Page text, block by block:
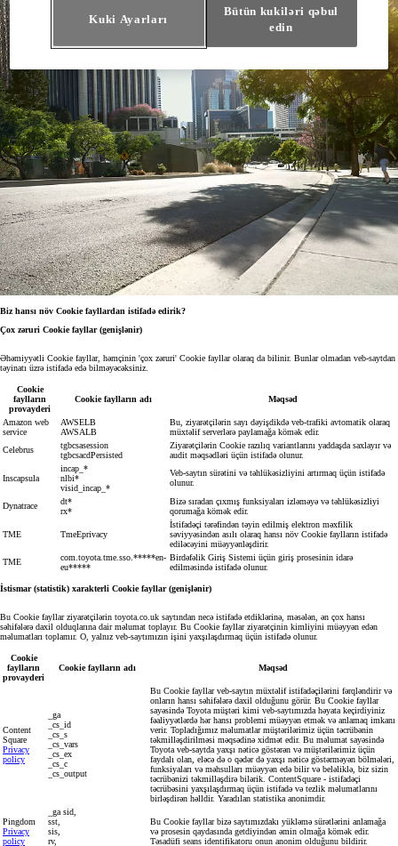
Biz hansı növ Cookie fayllardan istifadə edirik?
Çox zəruri Cookie fayllar (genişlənir)
Əhəmiyyətli Cookie fayllar, həmçinin 'çox zəruri' Cookie fayllar olaraq da bilinir. Bunlar olmadan veb-saytdan
təyinatı üzrə istifadə edə bilməyəcəksiniz.
Cookie
faylların
provayderi
Cookie faylların adı Məqsəd
Amazon web
service
AWSELB
AWSALB
Bu, ziyarətçilərin sayı dəyişdikdə veb-trafiki avtomatik olaraq
müxtəlif serverlərə paylamağa kömək edir.
Celebrus
tgbcsasession
tgbcsacdPersisted
Ziyarətçilərin Cookie razılıq variantlarını yaddaşda saxlayır və
audit məqsədləri üçün istifadə olunur.
Inscapsula
incap_*
nlbi*
visid_incap_*
Veb-saytın sürətini və təhlükəsizliyini artırmaq üçün istifadə
olunur.
Dynatrace
dt*
rx*
Bizə sıradan çıxmış funksiyaları izləməyə və təhlükəsizliyi
qorumağa kömək edir.
TME TmeEprivacy
İstifadəçi tərəfindən təyin edilmiş elektron məxfilik
səviyyəsindən asılı olaraq hansı növ Cookie faylların istifadə
ediləcəyini müəyyənləşdirir.
TME
com.toyota.tme.sso.*****en-
eu*****
Birdəfəlik Giriş Sistemi üçün giriş prosesinin idarə
edilməsində istifadə olunur.
İstismar (statistik) xarakterli Cookie fayllar (genişlənir)
Bu Cookie fayllar ziyarətçilərin toyota.co.uk saytından necə istifadə etdiklərinə, məsələn, ən çox hansı
səhifələrə daxil olduqlarına dair məlumat toplayır. Bu Cookie fayllar ziyarətçinin kimliyini müəyyən edən
məlumatları toplamır. O, yalnız veb-saytımızın işini yaxşılaşdırmaq üçün istifadə olunur.
Cookie
faylların
provayderi
Cookie faylların adı Məqsəd
Content
Square
Privacy
policy
_ga
_cs_id
_cs_s
_cs_vars
_cs_ex
_cs_c
_cs_output
Bu Cookie fayllar veb-saytın müxtəlif istifadəçilərini fərqləndirir və
onların hansı səhifələrə daxil olduğunu görür. Bu Cookie fayllar
sayəsində Toyota müştəri kimi veb-saytımızda həyata keçirdiyiniz
fəaliyyətlərdə hər hansı problemi müəyyən etmək və anlamaq imkanı
verir. Topladığımız məlumatlar müştərilərimiz üçün təcrübənin
təkmilləşdirilməsi məqsədinə xidmət edir. Bu məlumat sayəsində
Toyota veb-saytda yaxşı nəticə göstərən və müştərilərimiz üçün
faydalı olan, eləcə də o qədər də yaxşı nəticə göstərməyən bölmələri,
funksiyaları və məhsulları müəyyən edə bilir və beləliklə, biz sizin
təcrübənizi təkmilləşdirə bilərik. ContentSquare - istifadəçi
təcrübəsini yaxşılaşdırmaq üçün istifadə və tezlik məlumatlarını
birləşdirən həlldir. Yaradılan statistika anonimdir.
Pingdom
Privacy
policy
_ga sid,
sst,
sis,
rv,
Bu Cookie fayllar bizə saytımızdakı yükləmə sürətlərini anlamağa
və prosesin qaydasında getdiyindən əmin olmağa kömək edir.
Təsadüfi seans identifikatoru onun anonim olduğunu bildirir.
Kuki Ayarları
Bütün kukiləri qəbul
edin